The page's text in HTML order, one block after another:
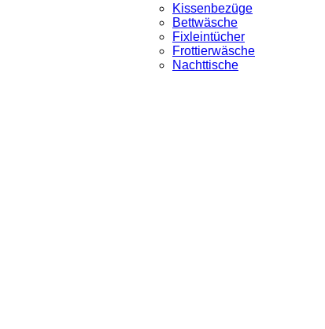
Kissenbezüge
Bettwäsche
Fixleintücher
Frottierwäsche
Nachttische